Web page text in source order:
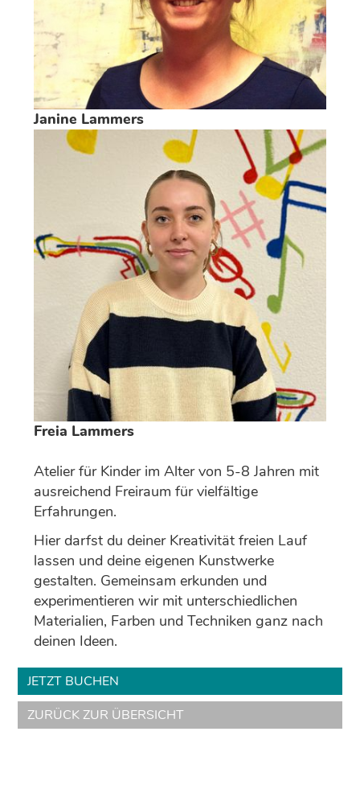
Janine Lammers
Freia Lammers
Atelier für Kinder im Alter von 5-8 Jahren mit
ausreichend Freiraum für vielfältige
Erfahrungen.
Hier darfst du deiner Kreativität freien Lauf
lassen und deine eigenen Kunstwerke
gestalten. Gemeinsam erkunden und
experimentieren wir mit unterschiedlichen
Materialien, Farben und Techniken ganz nach
deinen Ideen.
JETZT BUCHEN
ZURÜCK ZUR ÜBERSICHT